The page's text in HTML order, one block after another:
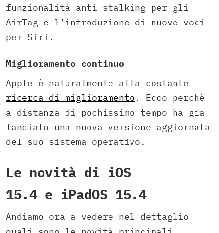
funzionalità anti-stalking per gli
AirTag e l’introduzione di nuove voci
per Siri.
Miglioramento continuo
Apple è naturalmente alla costante
ricerca di miglioramento . Ecco perchè
a distanza di pochissimo tempo ha gia
lanciato una nuova versione aggiornata
del suo sistema operativo.
Le novità di iOS
15.4 e iPadOS 15.4
Andiamo ora a vedere nel dettaglio